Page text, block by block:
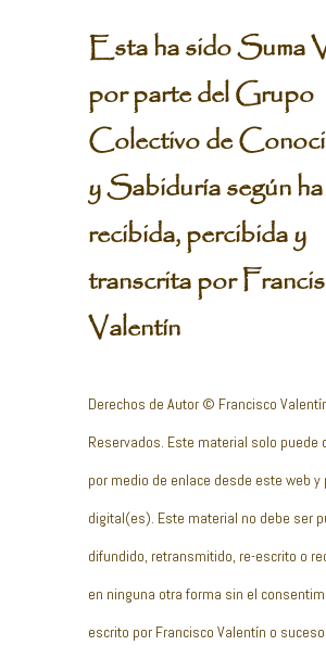
Esta ha sido Suma
por parte del Grupo
Colectivo de
y Sabiduría según
recibida, percibida y
transcrita por
Valentín
Derechos de Autor © Francisco
Reservados. Este material solo puede
por medio de enlace desde este web
digital(es). Este material no debe ser
difundido, retransmitido, re-escrito o
en ninguna otra forma sin el
escrito por Francisco Valentín o